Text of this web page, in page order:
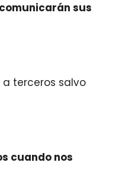
sus
terceros salvo
cuando nos